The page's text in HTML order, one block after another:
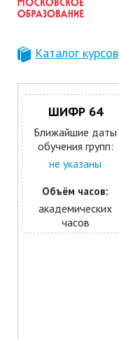
Каталог курсов
ШИФР 64
Ближайшие даты
обучения групп:
не указаны
Объём часов:
академических
часов